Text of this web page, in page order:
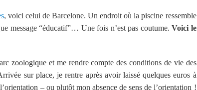
, voici celui de Barcelone. Un endroit où la piscine ressemble
message “éducatif”… Une fois n’est pas coutume.Voici le
zoologique et me rendre compte des conditions de vie des
sur place, je rentre après avoir laissé quelques euros à
– ou plutôt mon absence de sens de l’orientation !